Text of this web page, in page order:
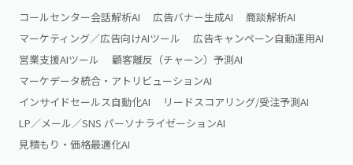
コールセンター会話解析AI 広告バナー生成AI
商談解析AI
マーケティング／広告向けAIツール
広告キャンペーン自動運用AI
営業支援AIツール
顧客離反（チャーン）予測AI
マーケデータ統合・アトリビューションAI
インサイドセールス自動化AI
リードスコアリング/受注予測AI
LP／メール／SNS パーソナライゼーションAI
見積もり・価格最適化AI